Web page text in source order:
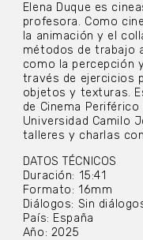
Elena Duque es
profesora. Como
la animación y el
métodos de trabajo
como la percepción
través de ejercicios
objetos y texturas.
de Cinema
Universidad Camilo
talleres y charlas
DATOS TÉCNICOS
Duración: 15:41
Formato: 16mm
Diálogos: Sin
País: España
Año: 2025